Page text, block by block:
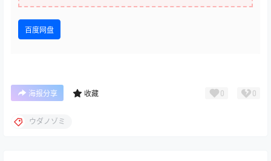
百度网盘
海报分享 收藏 0 0
ウダノゾミ